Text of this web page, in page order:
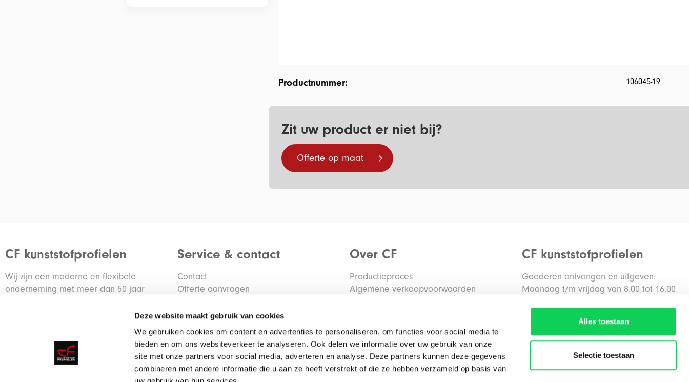
Deze website maakt gebruik van cookies
We gebruiken cookies om content en advertenties te personaliseren, om functies voor social media te
bieden en om ons websiteverkeer te analyseren. Ook delen we informatie over uw gebruik van onze
site met onze partners voor social media, adverteren en analyse. Deze partners kunnen deze gegevens
combineren met andere informatie die u aan ze heeft verstrekt of die ze hebben verzameld op basis van
Alles toestaan
Selectie toestaan
Productnummer: 106045-19
Zit uw product er niet bij?
Offerte op maat
CF kunststofprofielen
Wij zijn een moderne en flexibele
onderneming met meer dan 50 jaar
De ontwikkeling van klantspecifieke
profielen is een belangrijke activiteit voor
onze organisatie.
Service & contact
Contact
Offerte aanvragen
Over CF
Productieproces
Algemene verkoopvoorwaarden
CF kunststofprofielen
Goederen ontvangen en uitgeven:
Maandag t/m vrijdag van 8.00 tot 16.00
Routebeschrijving